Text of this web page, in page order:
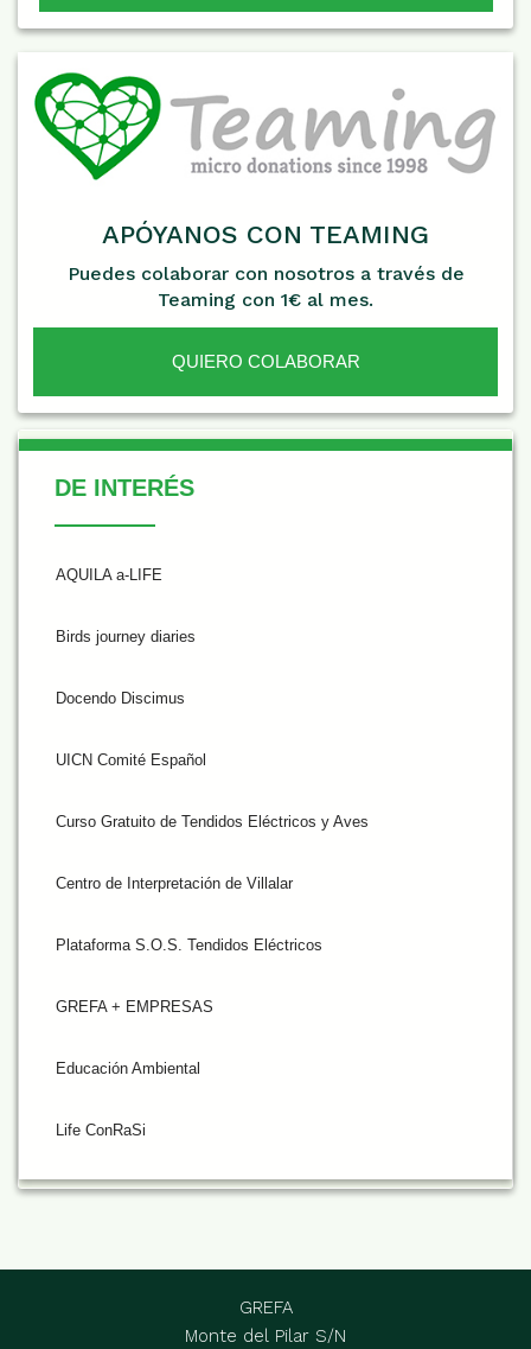
APÓYANOS CON TEAMING
Puedes colaborar con nosotros a través de
Teaming con 1€ al mes.
QUIERO COLABORAR
De Interés
DE INTERÉS
AQUILA a-LIFE
Birds journey diaries
Docendo Discimus
UICN Comité Español
Curso Gratuito de Tendidos Eléctricos y Aves
Centro de Interpretación de Villalar
Plataforma S.O.S. Tendidos Eléctricos
GREFA + EMPRESAS
Educación Ambiental
Life ConRaSi
GREFA
Monte del Pilar S/N